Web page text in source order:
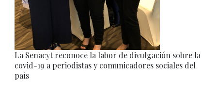
La Senacyt reconoce la labor de divulgación sobre la
covid-19 a periodistas y comunicadores sociales del
país